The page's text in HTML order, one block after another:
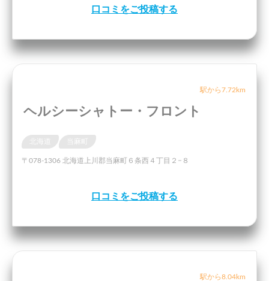
口コミをご投稿する
駅から7.72km
ヘルシーシャトー・フロント
〒078-1306 北海道上川郡当麻町６条西４丁目２−８
口コミをご投稿する
駅から8.04km